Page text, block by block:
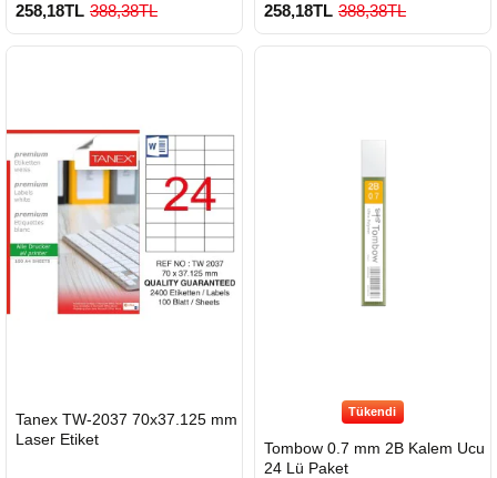
258,18TL 388,38TL 258,18TL 388,38TL
GÖNDERİ
Tanex TW-2037 70x37.125 mm
Laser Etiket
Tükendi
Tombow 0.7 mm 2B Kalem Ucu
24 Lü Paket